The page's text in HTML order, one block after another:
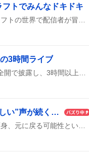
フトでみんなドキドキ
3時間ライブ
モモンガ、死亡フラグや変身が話題に “戻ってほしい”声が続く ファンの不安と期待